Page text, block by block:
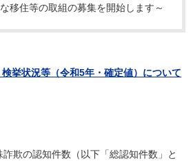
移住等の取組の募集を開始します～
挙状況等（令和5年・確定値）について
欺の認知件数（以下「総認知件数」と